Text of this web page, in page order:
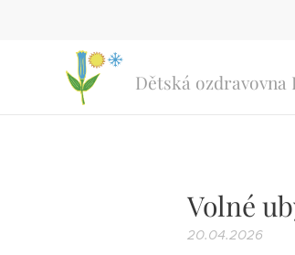
Dětská ozdravovna
Volné
20.04.2026